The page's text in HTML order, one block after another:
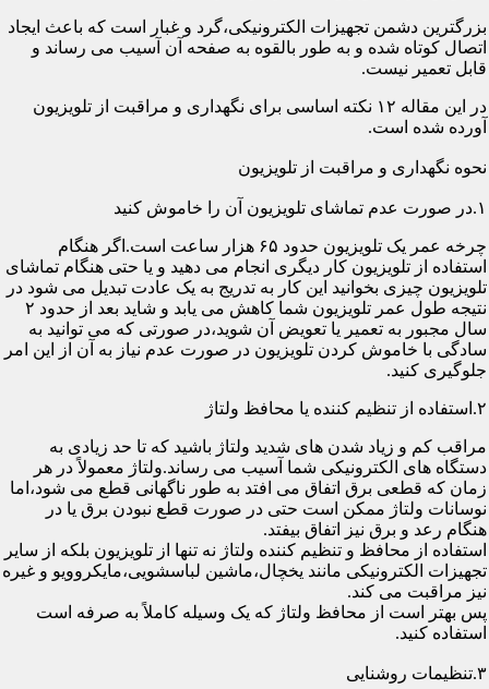
بزرگترین دشمن تجهیزات الکترونیکی،گرد و غبار است که باعث ایجاد
اتصال کوتاه شده و به طور بالقوه به صفحه آن آسیب می رساند و
قابل تعمیر نیست.
در این مقاله ۱۲ نکته اساسی برای نگهداری و مراقبت از تلویزیون
آورده شده است.
نحوه نگهداری و مراقبت از تلویزیون
۱.در صورت عدم تماشای تلویزیون آن را خاموش کنید
چرخه عمر یک تلویزیون حدود ۶۵ هزار ساعت است.اگر هنگام
استفاده از تلویزیون کار دیگری انجام می دهید و یا حتی هنگام تماشای
تلویزیون چیزی بخوانید این کار به تدریج به یک عادت تبدیل می شود در
نتیجه طول عمر تلویزیون شما کاهش می یابد و شاید بعد از حدود ۲
سال مجبور به تعمیر یا تعویض آن شوید،در صورتی که می توانید به
سادگی با خاموش کردن تلویزیون در صورت عدم نیاز به آن از این امر
جلوگیری کنید.
۲.استفاده از تنظیم کننده یا محافظ ولتاژ
مراقب کم و زیاد شدن های شدید ولتاژ باشید که تا حد زیادی به
دستگاه های الکترونیکی شما آسیب می رساند.ولتاژ معمولاً در هر
زمان که قطعی برق اتفاق می افتد به طور ناگهانی قطع می شود،اما
نوسانات ولتاژ ممکن است حتی در صورت قطع نبودن برق یا در
هنگام رعد و برق نیز اتفاق بیفتد.
استفاده از محافظ و تنظیم کننده ولتاژ نه تنها از تلویزیون بلکه از سایر
تجهیزات الکترونیکی مانند یخچال،ماشین لباسشویی،مایکروویو و غیره
نیز مراقبت می کند.
پس بهتر است از محافظ ولتاژ که یک وسیله کاملاً به صرفه است
استفاده کنید.
۳.تنظیمات روشنایی